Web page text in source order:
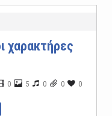
χαρακτήρες
0 5 0 0 0